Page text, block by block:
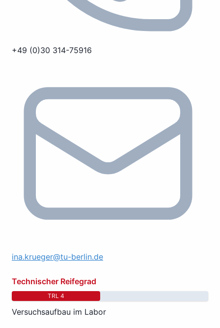
+49 (0)30 314-75916
ina.krueger@tu-berlin.de
Technischer Reifegrad
TRL 4
Versuchsaufbau im Labor